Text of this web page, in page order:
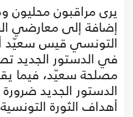
يرى مراقبون محليون
إضافة إلى معارضي
التونسي قيس سعيّد
في الدستور الجديد
مصلحة سعيّد، فيما
الدستور الجديد
أهداف الثورة